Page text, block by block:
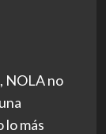
NOLA no
lo más